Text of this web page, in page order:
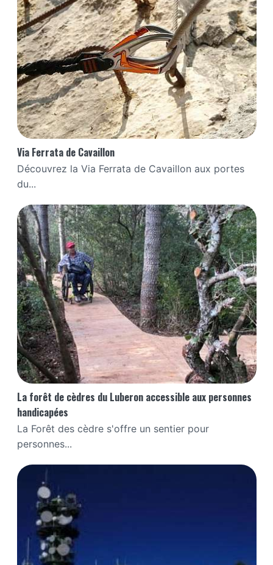
Via Ferrata de Cavaillon
Découvrez la Via Ferrata de Cavaillon aux portes
du...
La forêt de cèdres du Luberon accessible aux personnes
handicapées
La Forêt des cèdre s'offre un sentier pour
personnes...